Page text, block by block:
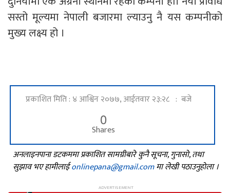
सस्तो मूल्यमा नेपाली बजारमा ल्याउनु नै यस कम्पनीको
मुख्य लक्ष्य हो ।
प्रकाशित मिति : ४ आश्विन २०७७, आईतवार २३:२८ : बजे
0
Shares
अनलाइनपाना डटकममा प्रकाशित सामग्रीबारे कुनै सूचना, गुनासो, तथा
सुझाव भए हामीलाईonlinepana@gmail.comमा लेखी पठाउनुहोला ।